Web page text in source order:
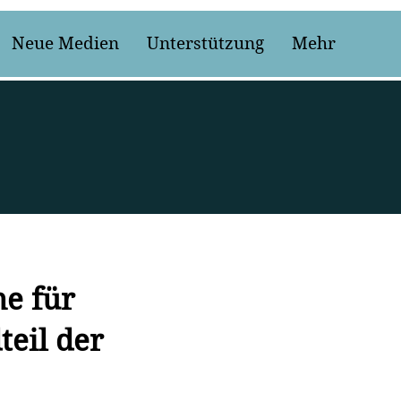
Neue Medien Unterstützung Mehr
für
der